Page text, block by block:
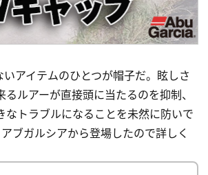
アイテムのひとつが帽子だ。眩しさ
ルアーが直接頭に当たるのを抑制、
トラブルになることを未然に防いで
ブガルシアから登場したので詳しく